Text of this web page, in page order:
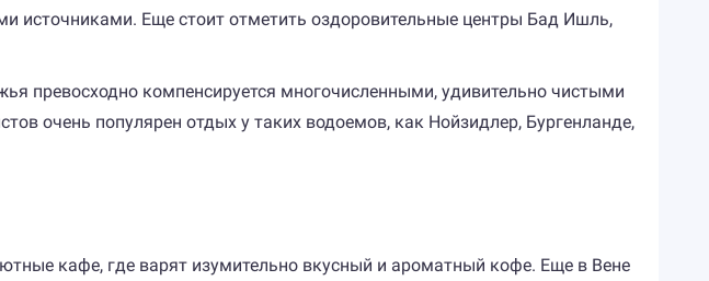
источниками. Еще стоит отметить оздоровительные центры Бад Ишль,
превосходно компенсируется многочисленными, удивительно чистыми
очень популярен отдых у таких водоемов, как Нойзидлер, Бургенланде,
кафе, где варят изумительно вкусный и ароматный кофе. Еще в Вене